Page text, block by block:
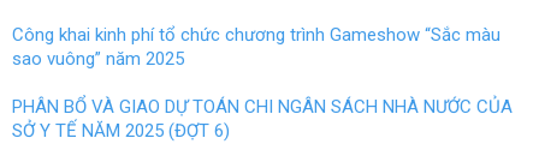
Công khai kinh phí tổ chức chương trình Gameshow “Sắc màu
sao vuông” năm 2025
PHÂN BỔ VÀ GIAO DỰ TOÁN CHI NGÂN SÁCH NHÀ NƯỚC CỦA
SỞ Y TẾ NĂM 2025 (ĐỢT 6)